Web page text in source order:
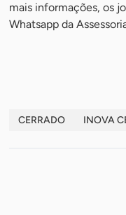
mais informações, os
Whatsapp da
CERRADO INOVA